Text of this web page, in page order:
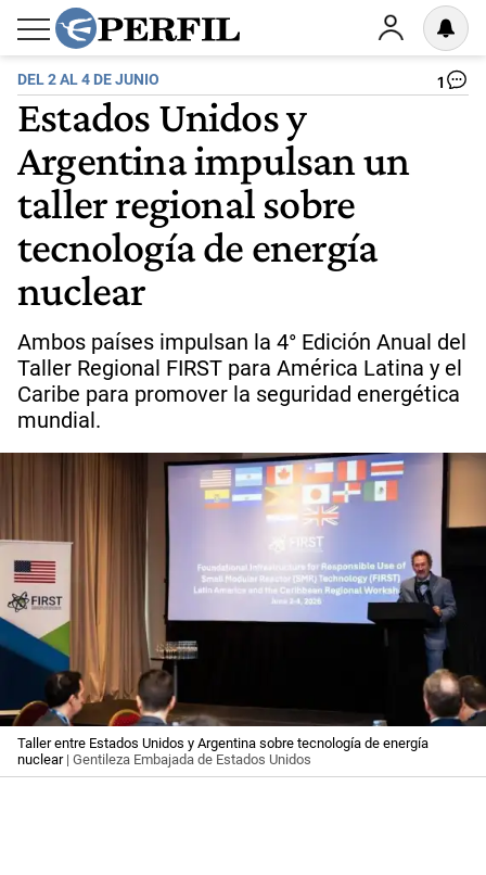
DEL 2 AL 4 DE JUNIO 1
Estados Unidos y
Argentina impulsan un
taller regional sobre
tecnología de energía
nuclear
Ambos países impulsan la 4° Edición Anual del
Taller Regional FIRST para América Latina y el
Caribe para promover la seguridad energética
mundial.
Taller entre Estados Unidos y Argentina sobre tecnología de energía
nuclear| Gentileza Embajada de Estados Unidos